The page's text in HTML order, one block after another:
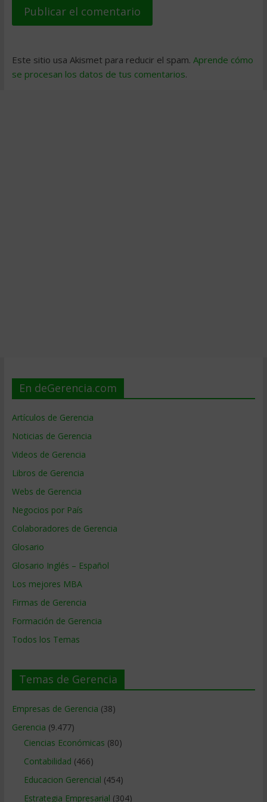
Este sitio usa Akismet para reducir el spam. Aprende cómo
se procesan los datos de tus comentarios.
En deGerencia.com
Artículos de Gerencia
Noticias de Gerencia
Videos de Gerencia
Libros de Gerencia
Webs de Gerencia
Negocios por País
Colaboradores de Gerencia
Glosario
Glosario Inglés – Español
Los mejores MBA
Firmas de Gerencia
Formación de Gerencia
Todos los Temas
Temas de Gerencia
Empresas de Gerencia (38)
Gerencia (9.477)
Ciencias Económicas (80)
Contabilidad (466)
Educacion Gerencial (454)
Estrategia Empresarial (304)